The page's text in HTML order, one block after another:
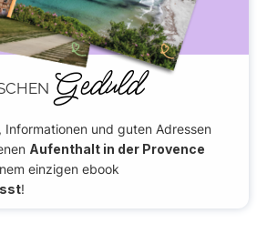
Geduld
Informationen und guten Adressen
Aufenthalt in der Provence
einzigen ebook
!